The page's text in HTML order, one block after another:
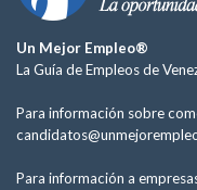
Un Mejor Empleo®
La Guía de Empleos de
Para información sobre
Para información a